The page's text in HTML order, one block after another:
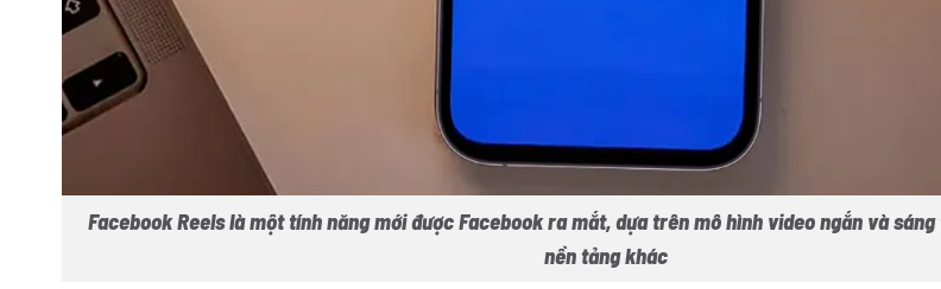
Facebook Reels là một tính năng mới được Facebook ra mắt, dựa trên mô hình video ngắn và
nền tảng khác